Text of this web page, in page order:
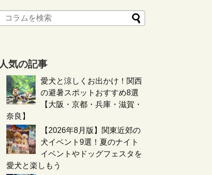
人気の記事
愛犬と涼しくお出かけ！関西
の避暑スポットおすすめ8選
【大阪・京都・兵庫・滋賀・
奈良】
【2026年8月版】関東近郊の
犬イベント9選！夏のナイト
イベントやドッグフェスタを
愛犬と楽しもう